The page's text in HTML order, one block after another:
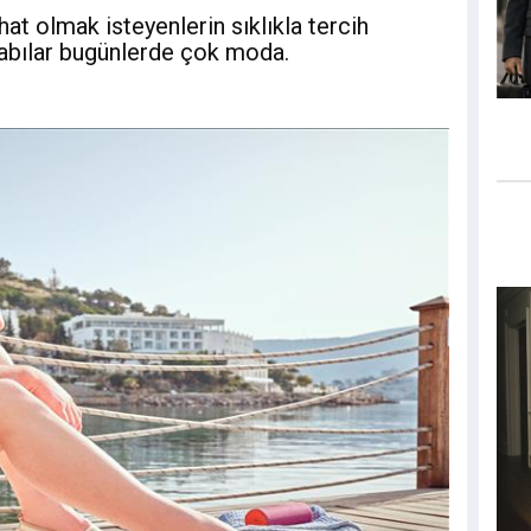
olmak isteyenlerin sıklıkla tercih
bugünlerde çok moda.